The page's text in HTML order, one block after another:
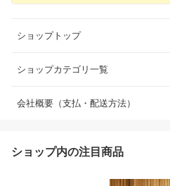
ショップトップ
ショップカテゴリ一覧
会社概要（支払・配送方法）
ショップ内の注目商品